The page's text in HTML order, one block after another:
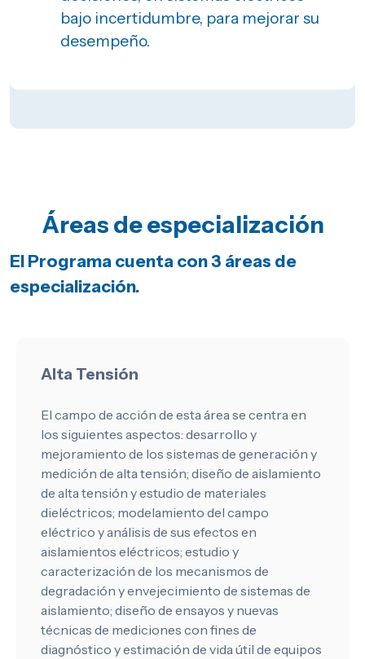
bajo incertidumbre, para mejorar su
desempeño.
Áreas de especialización
El Programa cuenta con 3 áreas de
especialización.
Alta Tensión
El campo de acción de esta área se centra en
los siguientes aspectos: desarrollo y
mejoramiento de los sistemas de generación y
medición de alta tensión; diseño de aislamiento
de alta tensión y estudio de materiales
dieléctricos; modelamiento del campo
eléctrico y análisis de sus efectos en
aislamientos eléctricos; estudio y
caracterización de los mecanismos de
degradación y envejecimiento de sistemas de
aislamiento; diseño de ensayos y nuevas
técnicas de mediciones con fines de
diagnóstico y estimación de vida útil de equipos